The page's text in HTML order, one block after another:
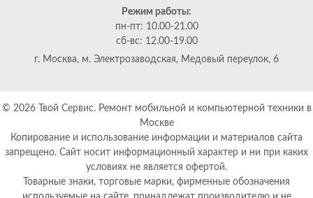
Режим работы:
пн-пт: 10.00-21.00
сб-вс: 12.00-19.00
г. Москва, м. Электрозаводская, Медовый переулок, 6
© 2026
Твой Сервис. Ремонт мобильной и компьютерной техники в
Москве
Копирование и использование информации и материалов сайта
запрещено. Сайт носит информационный характер и ни при каких
условиях не является офертой.
Товарные знаки, торговые марки, фирменные обозначения